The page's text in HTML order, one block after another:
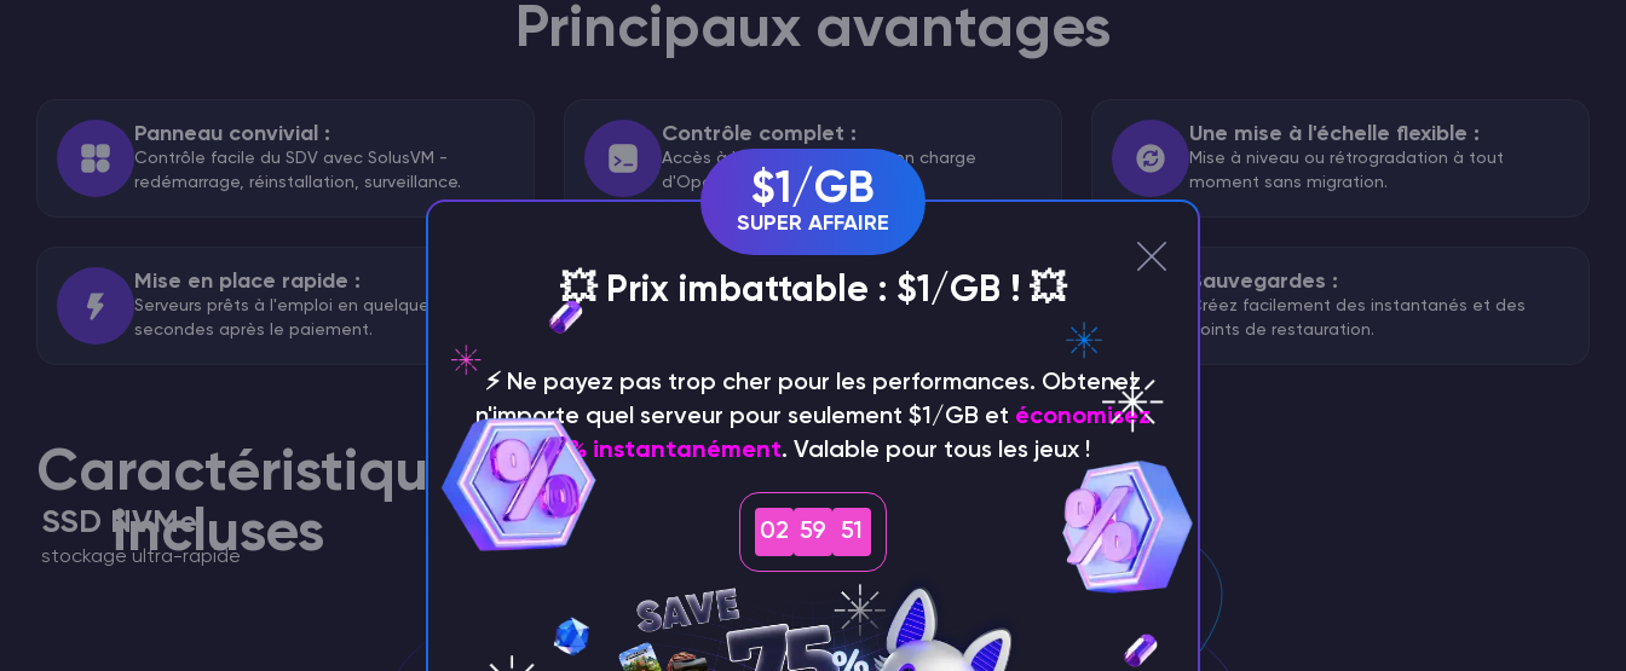
Principaux avantages
Panneau convivial :
Contrôle facile du SDV avec SolusVM -
redémarrage, réinstallation, surveillance.
Contrôle complet :
Accès à la racine avec prise en charge
d'OpenVZ et de KVM.
Une mise à l'échelle flexible :
Mise à niveau ou rétrogradation à tout
moment sans migration.
Mise en place rapide :
Serveurs prêts à l'emploi en quelques
secondes après le paiement.
Infrastructure sécurisée :
Sauvegardes :
Créez facilement des instantanés et des
points de restauration.
Caractéristiques
incluses
SSD NVMe
stockage ultra-rapide
IPv4
prise en charge de deux piles
$1/GB
SUPER AFFAIRE
💥 Prix imbattable : $1/GB ! 💥
⚡️ Ne payez pas trop cher pour les performances. Obtenez
n'importe quel serveur pour seulement $1/GB et économisez
75 % instantanément. Valable pour tous les jeux !
02 59 50